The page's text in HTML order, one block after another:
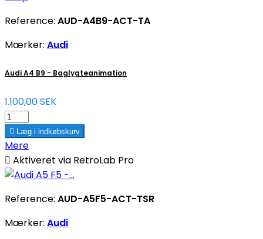
Reference: AUD-A4B9-ACT-TA
Mærker: Audi
Audi A4 B9 - Baglygteanimation
1.100,00 SEK
 Læg i indkøbskurv
Mere
 Aktiveret via RetroLab Pro
Reference: AUD-A5F5-ACT-TSR
Mærker: Audi